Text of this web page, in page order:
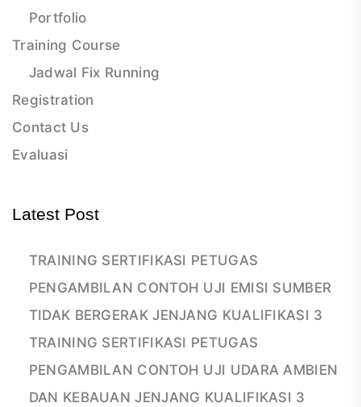
Portfolio
Training Course
Jadwal Fix Running
Registration
Contact Us
Evaluasi
Latest Post
TRAINING SERTIFIKASI PETUGAS
PENGAMBILAN CONTOH UJI EMISI SUMBER
TIDAK BERGERAK JENJANG KUALIFIKASI 3
TRAINING SERTIFIKASI PETUGAS
PENGAMBILAN CONTOH UJI UDARA AMBIEN
DAN KEBAUAN JENJANG KUALIFIKASI 3